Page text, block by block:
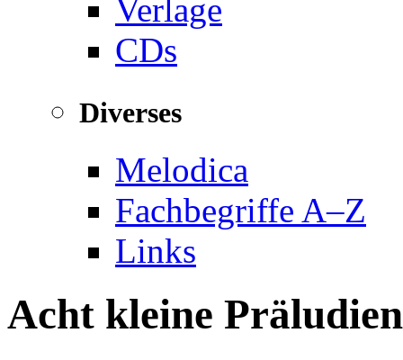
Verlage
CDs
Diverses
Melodica
Fachbegriffe A–Z
Links
Acht kleine